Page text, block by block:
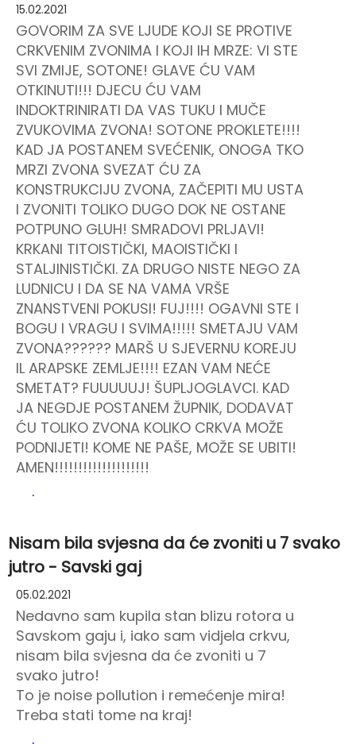
15.02.2021
GOVORIM ZA SVE LJUDE KOJI SE PROTIVE
CRKVENIM ZVONIMA I KOJI IH MRZE: VI STE
SVI ZMIJE, SOTONE! GLAVE ĆU VAM
OTKINUTI!!! DJECU ĆU VAM
INDOKTRINIRATI DA VAS TUKU I MUČE
ZVUKOVIMA ZVONA! SOTONE PROKLETE!!!!
KAD JA POSTANEM SVEĆENIK, ONOGA TKO
MRZI ZVONA SVEZAT ĆU ZA
KONSTRUKCIJU ZVONA, ZAČEPITI MU USTA
I ZVONITI TOLIKO DUGO DOK NE OSTANE
POTPUNO GLUH! SMRADOVI PRLJAVI!
KRKANI TITOISTIČKI, MAOISTIČKI I
STALJINISTIČKI. ZA DRUGO NISTE NEGO ZA
LUDNICU I DA SE NA VAMA VRŠE
ZNANSTVENI POKUSI! FUJ!!!! OGAVNI STE I
BOGU I VRAGU I SVIMA!!!!! SMETAJU VAM
ZVONA?????? MARŠ U SJEVERNU KOREJU
IL ARAPSKE ZEMLJE!!!! EZAN VAM NEĆE
SMETAT? FUUUUUJ! ŠUPLJOGLAVCI. KAD
JA NEGDJE POSTANEM ŽUPNIK, DODAVAT
ĆU TOLIKO ZVONA KOLIKO CRKVA MOŽE
PODNIJETI! KOME NE PAŠE, MOŽE SE UBITI!
AMEN!!!!!!!!!!!!!!!!!!!!
.
Nisam bila svjesna da će zvoniti u 7 svako
jutro - Savski gaj
05.02.2021
Nedavno sam kupila stan blizu rotora u
Savskom gaju i, iako sam vidjela crkvu,
nisam bila svjesna da će zvoniti u 7
svako jutro!
To je noise pollution i remećenje mira!
Treba stati tome na kraj!
.